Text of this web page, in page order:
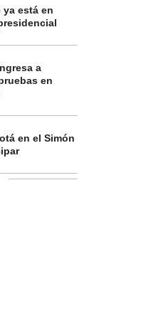
está en
a
en
en el Simón